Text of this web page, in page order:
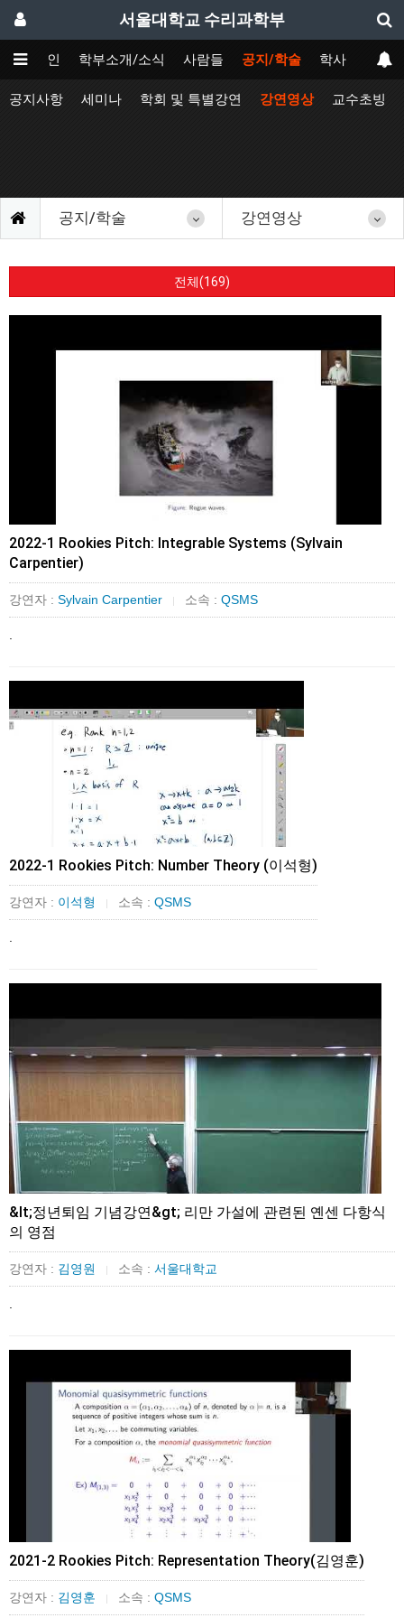
서울대학교 수리과학부
메인 학부소개/소식 사람들 공지/학술 학사
공지사항 세미나 학회 및 특별강연 강연영상 교수초빙
공지/학술 강연영상
전체(169)
2022-1 Rookies Pitch: Integrable Systems (Sylvain
Carpentier)
강연자 : Sylvain Carpentier 소속 : QSMS
.
2022-1 Rookies Pitch: Number Theory (이석형)
강연자 : 이석형 소속 : QSMS
.
&lt;정년퇴임 기념강연&gt; 리만 가설에 관련된 옌센 다항식
의 영점
강연자 : 김영원 | 소속 : 서울대학교
2021-2 Rookies Pitch: Representation Theory(김영훈)
강연자 : 김영훈 | 소속 : QSMS